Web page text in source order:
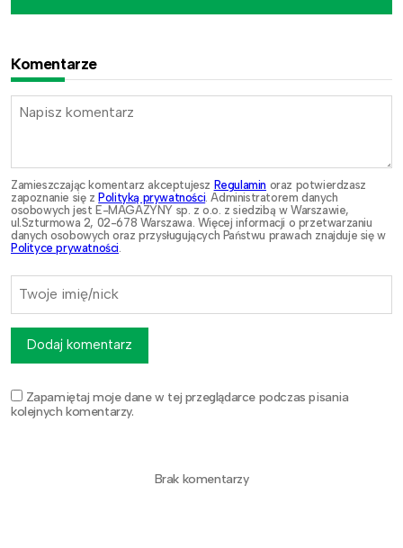
Komentarze
Zamieszczając komentarz akceptujesz Regulamin oraz potwierdzasz
zapoznanie się z Polityką prywatności. Administratorem danych
osobowych jest E-MAGAZYNY sp. z o.o. z siedzibą w Warszawie,
ul.Szturmowa 2, 02-678 Warszawa. Więcej informacji o przetwarzaniu
danych osobowych oraz przysługujących Państwu prawach znajduje się w
Polityce prywatności.
Zapamiętaj moje dane w tej przeglądarce podczas pisania
kolejnych komentarzy.
Dodaj komentarz
Brak komentarzy